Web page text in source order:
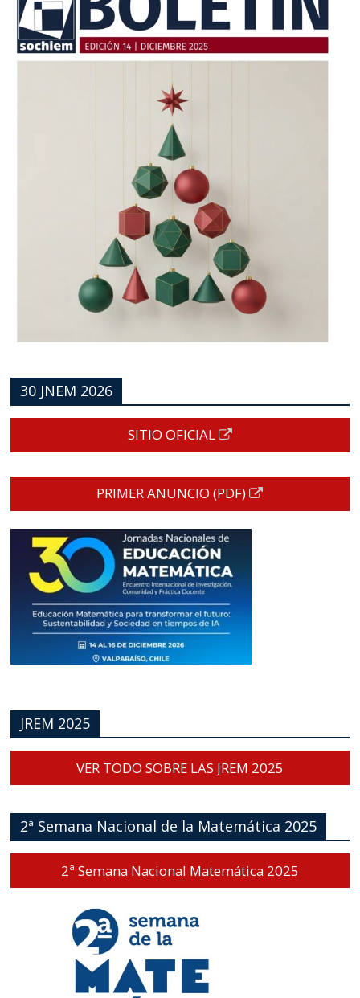
30 JNEM 2026
SITIO OFICIAL
PRIMER ANUNCIO (PDF)
JREM 2025
VER TODO SOBRE LAS JREM 2025
2ª Semana Nacional de la Matemática 2025
2ª Semana Nacional Matemática 2025